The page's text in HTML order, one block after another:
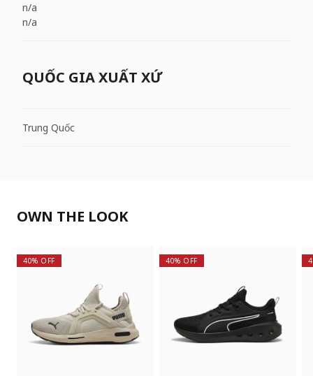
n/a
n/a
QUỐC GIA XUẤT XỨ
Trung Quốc
OWN THE LOOK
40% OFF 40% OFF